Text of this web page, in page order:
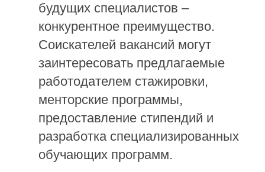
будущих специалистов –
конкурентное преимущество.
Соискателей вакансий могут
заинтересовать предлагаемые
работодателем стажировки,
менторские программы,
предоставление стипендий и
разработка специализированных
обучающих программ.